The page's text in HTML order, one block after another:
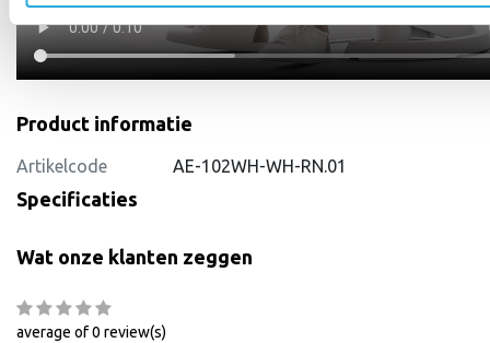
Product informatie
Artikelcode AE-102WH-WH-RN.01
Specificaties
Wat onze klanten zeggen
average of 0 review(s)